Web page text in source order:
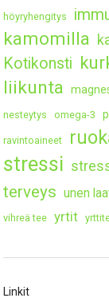
höyryhengitys
kamomilla
Kotikonsti
liikunta
nesteytys omega-3
ravintoaineet
stressi
terveys unen
vihreä tee
yrtit
Linkit